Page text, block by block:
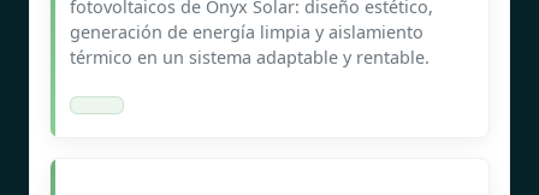
fotovoltaicos de Onyx Solar: diseño estético,
generación de energía limpia y aislamiento
térmico en un sistema adaptable y rentable.